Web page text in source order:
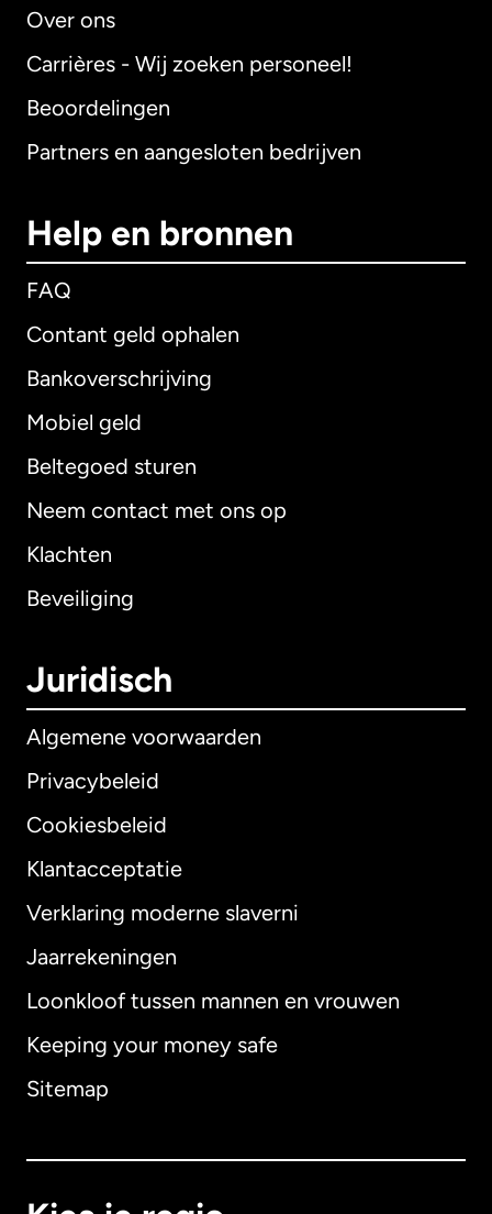
Over ons
Carrières - Wij zoeken personeel!
Beoordelingen
Partners en aangesloten bedrijven
Help en bronnen
FAQ
Contant geld ophalen
Bankoverschrijving
Mobiel geld
Beltegoed sturen
Neem contact met ons op
Klachten
Beveiliging
Juridisch
Algemene voorwaarden
Privacybeleid
Cookiesbeleid
Klantacceptatie
Verklaring moderne slaverni
Jaarrekeningen
Loonkloof tussen mannen en vrouwen
Keeping your money safe
Sitemap
Internationaal English
Australië